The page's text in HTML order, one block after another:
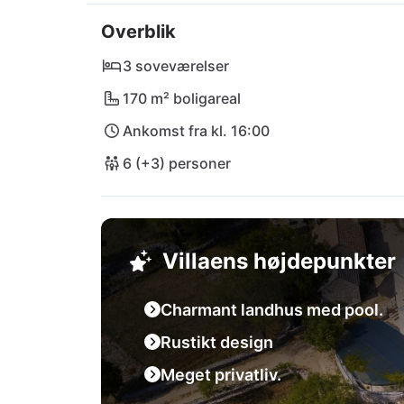
beundre den imponerende Røde og Blå Sø
Voda. Den betagende natur i Biokovo
også kun en kort køretur væk.
Villa Ognjistar er perfekt beliggende med
lufthavne, så du kan skabe
Overblik
3 soveværelser
170 m² boligareal
Ankomst fra kl. 16:00
6 (+3) personer
Villaens højdepunkter
Charmant landhus med pool.
Rustikt design
Meget privatliv.